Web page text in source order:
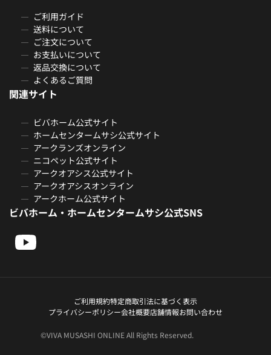
ご利用ガイド
送料について
ご注文について
お支払いについて
返品交換について
よくあるご質問
関連サイト
ビバホーム公式サイト
ホームセンタームサシ公式サイト
アークランズオンライン
ニコペット公式サイト
アークオアシス公式サイト
アークオアシスオンライン
アークホーム公式サイト
ビバホーム・ホームセンタームサシ公式SNS
ご利用規約特定商取引法に基づく表示
プライバシーポリシー会社概要店舗情報お問い合わせ
©VIVA MUSASHI ONLINE All Rights Reserved.